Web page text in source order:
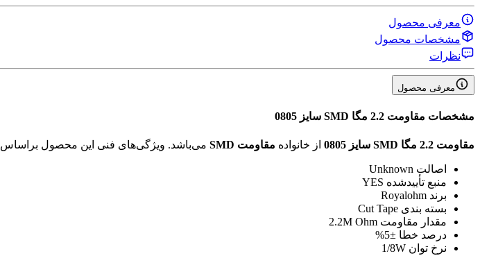
معرفی محصول
مشخصات محصول
نظرات
معرفی محصول
مشخصات مقاومت 2.2 مگا SMD سایز 0805
مقاومت 2.2 مگا SMD سایز 0805 از خانواده مقاومت SMD می‌باشد. ویژگی‌های فنی این محصول براساس
اصالت Unknown
منبع تأیید‌شده YES
برند Royalohm
بسته بندی Cut Tape
مقدار مقاومت 2.2M Ohm
درصد خطا ±5%
نرخ توان 1/8W